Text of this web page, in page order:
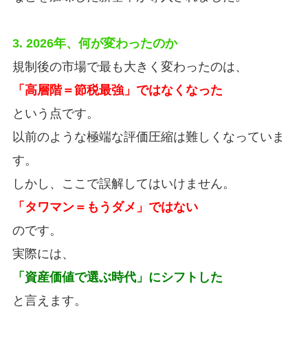
3. 2026年、何が変わったのか
規制後の市場で最も大きく変わったのは、
「高層階＝節税最強」ではなくなった
という点です。
以前のような極端な評価圧縮は難しくなっていま
す。
しかし、ここで誤解してはいけません。
「タワマン＝もうダメ」ではない
のです。
実際には、
「資産価値で選ぶ時代」にシフトした
と言えます。